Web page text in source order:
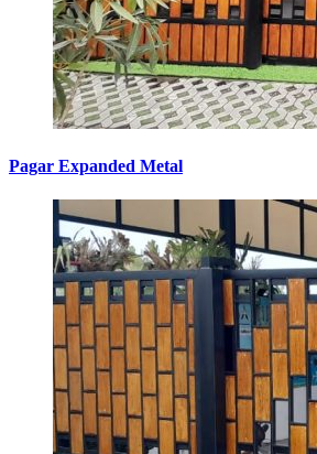
Pagar Expanded Metal